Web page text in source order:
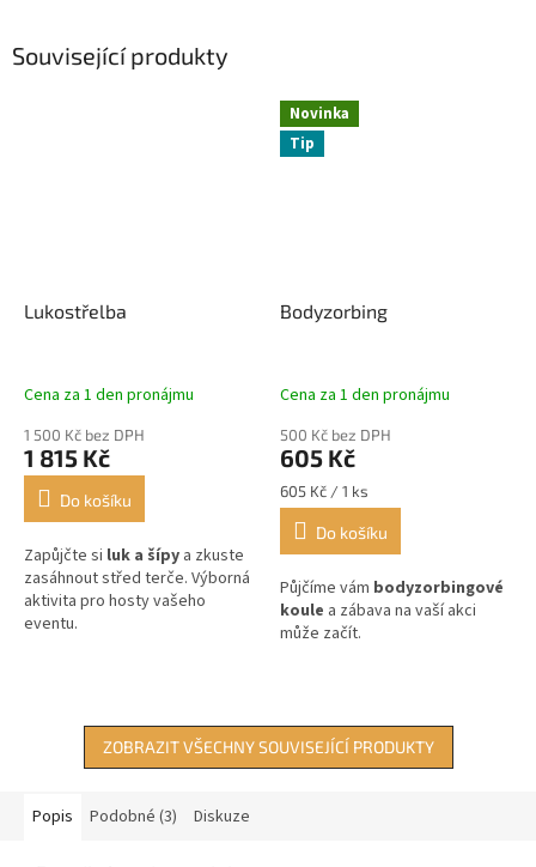
Související produkty
Lukostřelba
Cena za 1 den pronájmu
1 500 Kč bez DPH
1 815 Kč
Do košíku
Zapůjčte si luk a šípy a zkuste
zasáhnout střed terče. Výborná
aktivita pro hosty vašeho
eventu.
Novinka
Tip
Bodyzorbing
Cena za 1 den pronájmu
500 Kč bez DPH
605 Kč
Měrná
cena:
605 Kč / 1 ks
Do košíku
Půjčíme vám bodyzorbingové
koule a zábava na vaší akci
může začít.
ZOBRAZIT VŠECHNY SOUVISEJÍCÍ PRODUKTY
Popis Podobné (3) Diskuze